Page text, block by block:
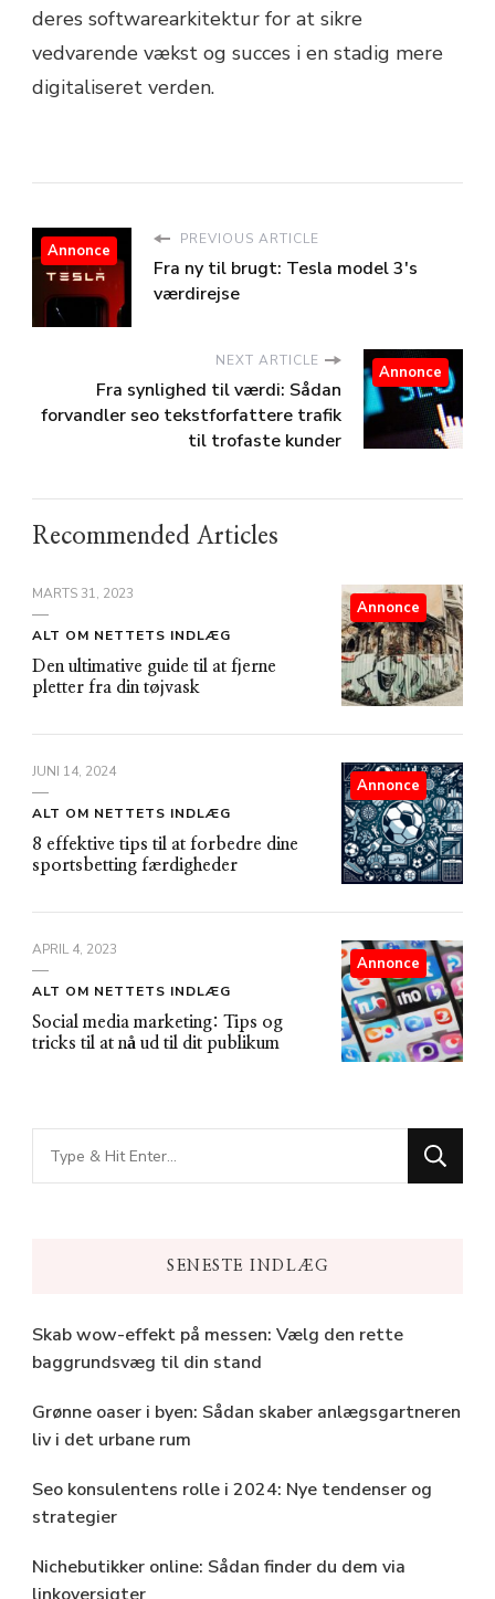
deres softwarearkitektur for at sikre
vedvarende vækst og succes i en stadig mere
digitaliseret verden.
PREVIOUS ARTICLE
Fra ny til brugt: Tesla model 3's
værdirejse
Annonce
NEXT ARTICLE
Fra synlighed til værdi: Sådan
forvandler seo tekstforfattere trafik
til trofaste kunder
Annonce
Recommended Articles
MARTS 31, 2023
ALT OM NETTETS INDLÆG
Den ultimative guide til at fjerne
pletter fra din tøjvask
Annonce
JUNI 14, 2024
ALT OM NETTETS INDLÆG
8 effektive tips til at forbedre dine
sportsbetting færdigheder
Annonce
APRIL 4, 2023
ALT OM NETTETS INDLÆG
Social media marketing: Tips og
tricks til at nå ud til dit publikum
Annonce
Looking
for
SENESTE INDLÆG
Skab wow-effekt på messen: Vælg den rette
baggrundsvæg til din stand
Grønne oaser i byen: Sådan skaber anlægsgartneren
liv i det urbane rum
Seo konsulentens rolle i 2024: Nye tendenser og
strategier
Nichebutikker online: Sådan finder du dem via